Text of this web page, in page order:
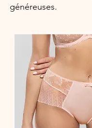
généreuses.